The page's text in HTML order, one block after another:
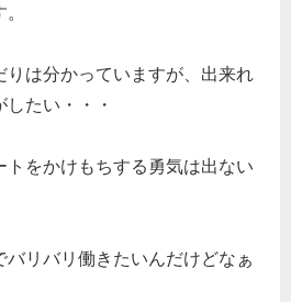
は分かっていますが、出来れ
たい・・・
をかけもちする勇気は出ない
リバリ働きたいんだけどなぁ